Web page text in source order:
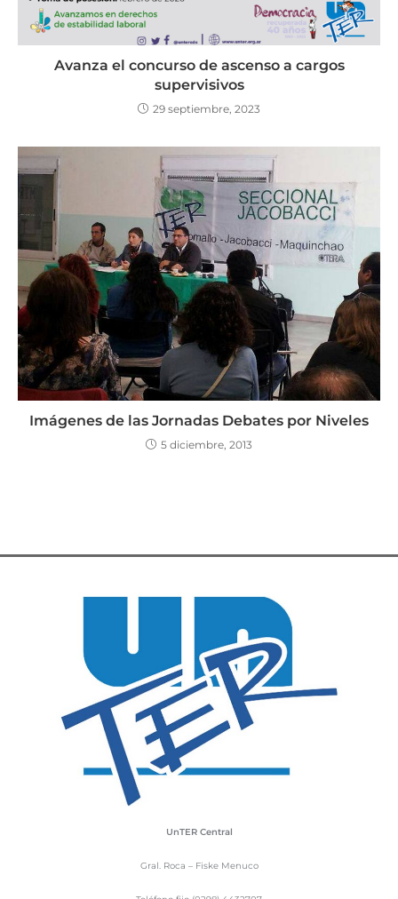
Avanza el concurso de ascenso a cargos
supervisivos
29 septiembre, 2023
Imágenes de las Jornadas Debates por Niveles
5 diciembre, 2013
UnTER Central
Gral. Roca – Fiske Menuco